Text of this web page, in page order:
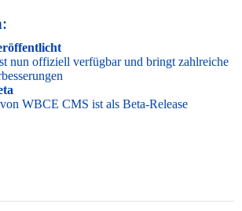
nun offiziell verfügbar und bringt zahlreiche
WBCE CMS ist als Beta-Release